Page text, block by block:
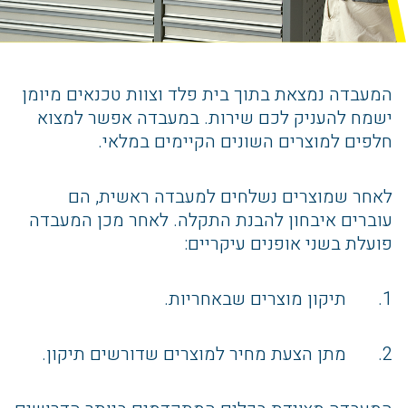
המעבדה נמצאת בתוך בית פלד וצוות טכנאים מיומן
ישמח להעניק לכם שירות. במעבדה אפשר למצוא
חלפים למוצרים השונים הקיימים במלאי.
לאחר שמוצרים נשלחים למעבדה ראשית, הם
עוברים איבחון להבנת התקלה. לאחר מכן המעבדה
פועלת בשני אופנים עיקריים:
1. תיקון מוצרים שבאחריות.
2. מתן הצעת מחיר למוצרים שדורשים תיקון.